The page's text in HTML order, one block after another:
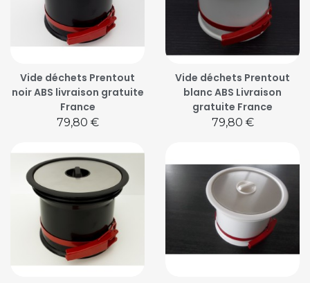
Vide déchets Prentout
noir ABS livraison gratuite
France
Prix
79,80 €
Vide déchets Prentout
blanc ABS Livraison
gratuite France
Prix
79,80 €